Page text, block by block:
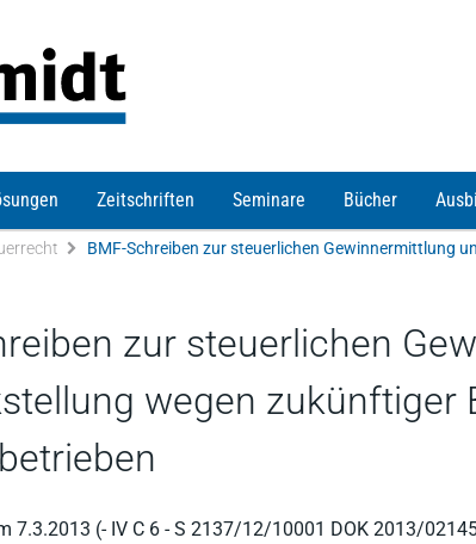
Zeitschriften Seminare Bücher
zur steuerlichen
wegen zukünftiger
7.3.2013 (- IV C 6 - S 2137/12/10001 DOK 2013/